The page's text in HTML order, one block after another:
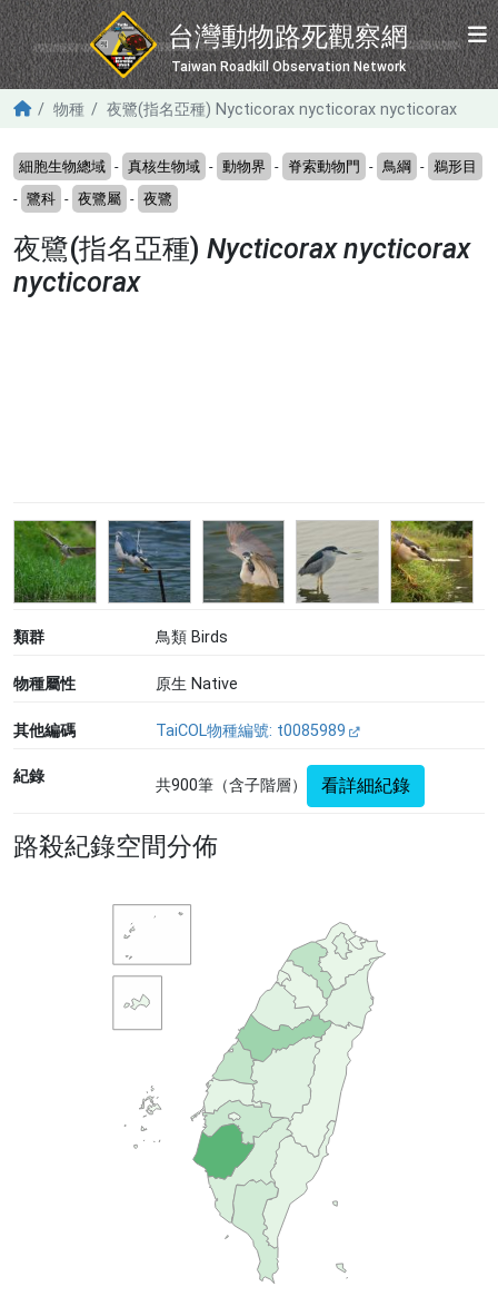
移至主內容
台灣動物路死觀察網
Taiwan Roadkill Observation Network
物種 夜鷺(指名亞種) Nycticorax nycticorax nycticorax
細胞生物總域 - 真核生物域 - 動物界 - 脊索動物門 - 鳥綱 - 鵜形目
- 鷺科 - 夜鷺屬 - 夜鷺
夜鷺(指名亞種) Nycticorax nycticorax
nycticorax
類群 鳥類 Birds
物種屬性 原生 Native
其他編碼 TaiCOL物種編號: t0085989
紀錄 共900筆（含子階層） 看詳細紀錄
路殺紀錄空間分佈